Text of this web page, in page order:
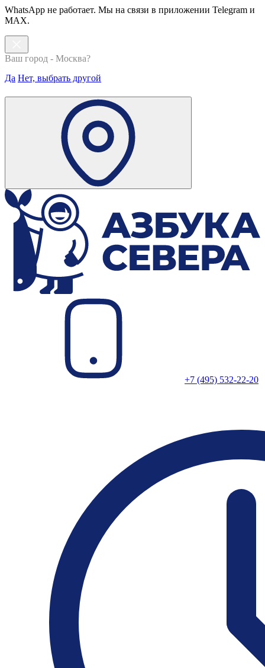
WhatsApp не работает. Мы на связи в приложении Telegram и
MAX.
Ваш город - Москва?
Да Нет, выбрать другой
+7 (495) 532-22-20